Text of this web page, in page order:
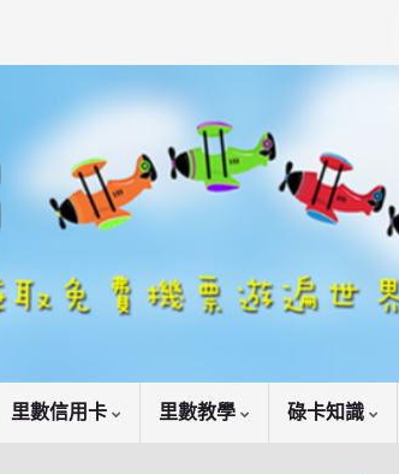
里數信用卡 里數教學 碌卡知識